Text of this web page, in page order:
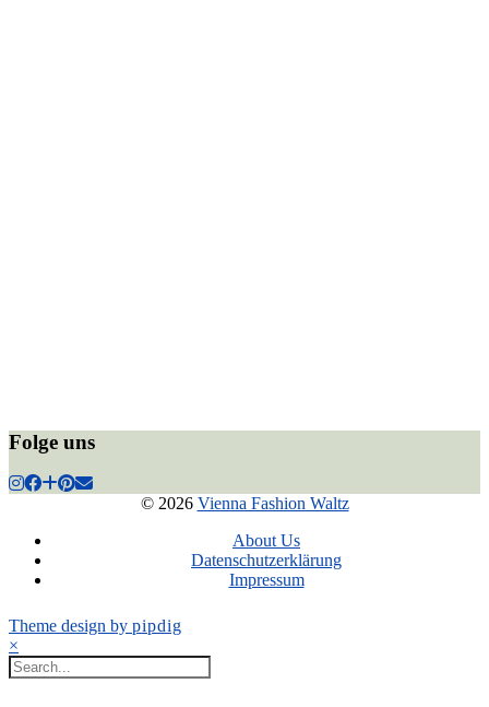
Folge uns
© 2026 Vienna Fashion Waltz
About Us
Datenschutzerklärung
Impressum
Theme design by pipdig
×